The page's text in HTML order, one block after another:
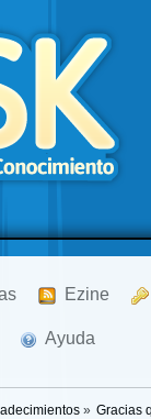
Ezine
Ayuda
» Gracias